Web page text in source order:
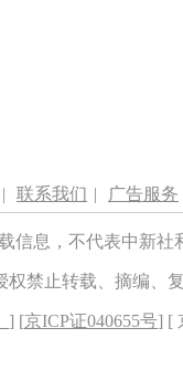
| 联系我们 | 广告服务
信息，不代表中新
权禁止转载、摘编、
] [京ICP证040655号] [